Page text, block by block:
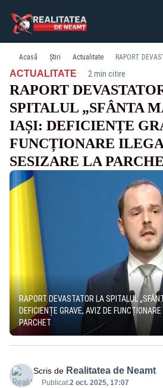
Acasă Știri Actualitate
ACTUALITATE· 2 min citire
RAPORT
SPITALUL „SFÂNTA
IAȘI: DEFICIENȚE
FUNCȚIONARE
SESIZARE LA
RAPORT DEVASTATOR LA SPITALUL
DEFICIENȚE GRAVE, AVIZ DE
PARCHET
Scris de Realitatea de Neamt
Publicat:2 oct. 2025, 17:07